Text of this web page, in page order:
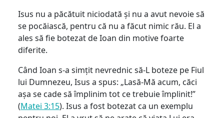
Isus nu a păcătuit niciodată și nu a avut nevoie să
se pocăiască, pentru că nu a făcut nimic rău. El a
ales să fie botezat de Ioan din motive foarte
diferite.
Când Ioan s-a simțit nevrednic să-L boteze pe Fiul
lui Dumnezeu, Isus a spus: „Lasă-Mă acum, căci
așa se cade să împlinim tot ce trebuie împlinit!”
(Matei 3:15). Isus a fost botezat ca un exemplu